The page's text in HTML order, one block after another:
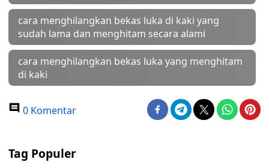
cara menghilangkan bekas luka di kaki yang
sudah lama dan menghitam secara alami
cara menghilangkan bekas luka yang menghitam
di kaki
0 Komentar
Tag Populer